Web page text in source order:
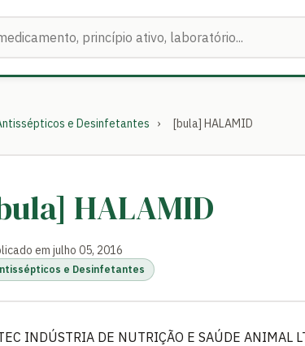
e Desinfetantes › [bula] HALAMID
HALAMID
em julho 05, 2016
e Desinfetantes
INDÚSTRIA DE NUTRIÇÃO E SAÚDE ANIMAL